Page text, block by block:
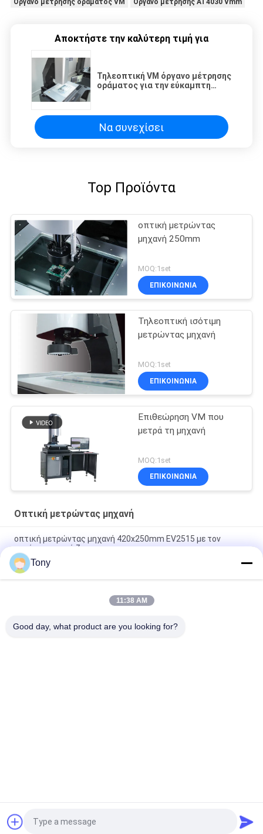
Όργανο μέτρησης οράματος VM
Όργανο μέτρησης AT4030 Vmm
Αποκτήστε την καλύτερη τιμή για
Τηλεοπτική VM όργανο μέτρησης
οράματος για την εύκαμπτη
Να συνεχίσει
Top Προϊόντα
οπτική μετρώντας
μηχανή 250mm
MOQ:1set
ΕΠΙΚΟΙΝΩΝΙΑ
Τηλεοπτική ισότιμη
μετρώντας μηχανή
MOQ:1set
ΕΠΙΚΟΙΝΩΝΙΑ
Επιθεώρηση VM που
μετρά τη μηχανή
MOQ:1set
ΕΠΙΚΟΙΝΩΝΙΑ
Οπτική μετρώντας μηχανή
οπτική μετρώντας μηχανή 420x250mm EV2515 με τον
αυτόματο φακό ζουμ
Υπεργέθης οπτική μετρώντας μηχανή συστημάτων μέτρησης
οράματος ταξιδιού
0.01um οπτική μετρώντας μηχανή ψηφίσματος με τον
Αίτηση κράτησης
Tony
11:38 AM
Good day, what product are you looking for?